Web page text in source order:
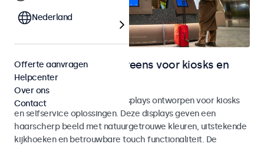
Monitoren en touchscreens voor kiosks en
selfservice
Monitoren en touchscreen displays ontworpen voor kiosks
en selfservice oplossingen. Deze displays geven een
haarscherp beeld met natuurgetrouwe kleuren, uitstekende
kijkhoeken en betrouwbare touch functionaliteit. De
Nederland
Offerte aanvragen
Helpcenter
Over ons
Contact